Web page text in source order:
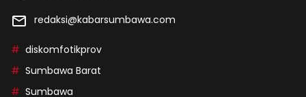
redaksi@kabarsumbawa.com
diskomfotikprov
Sumbawa Barat
Sumbawa